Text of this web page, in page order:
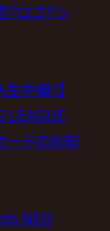
『ロゴTシ
中継！】
LEAGUE
ードのお知
NEO